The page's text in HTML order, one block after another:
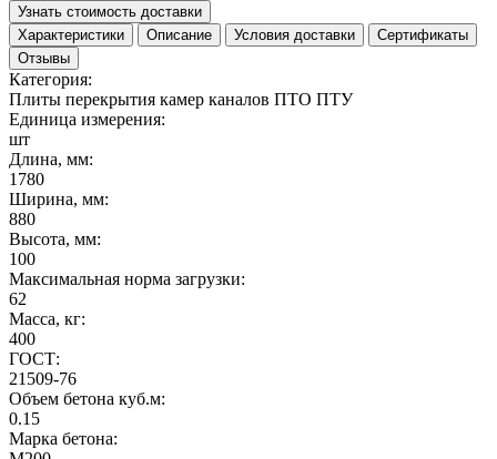
Узнать стоимость доставки
Характеристики
Описание Условия доставки
Сертификаты
Отзывы
Категория:
Плиты перекрытия камер каналов ПТО ПТУ
Единица измерения:
шт
Длина, мм:
1780
Ширина, мм:
880
Высота, мм:
100
Максимальная норма загрузки:
62
Масса, кг:
400
ГОСТ:
21509-76
Объем бетона куб.м:
0.15
Марка бетона: